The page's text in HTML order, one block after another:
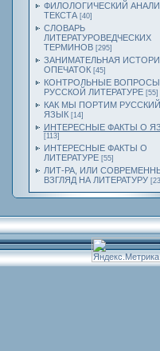
ФИЛОЛОГИЧЕСКИЙ
ТЕКСТА [40]
СЛОВАРЬ
ЛИТЕРАТУРОВЕДЧЕСКИХ
ТЕРМИНОВ [295]
ЗАНИМАТЕЛЬНАЯ
ОПЕЧАТОК [45]
КОНТРОЛЬНЫЕ
РУССКОЙ ЛИТЕРАТУРЕ [55]
КАК МЫ ПОРТИМ РУССКИЙ
ЯЗЫК [14]
ИНТЕРЕСНЫЕ ФАКТЫ О
[113]
ИНТЕРЕСНЫЕ ФАКТЫ О
ЛИТЕРАТУРЕ [55]
ЛИТ-РА, ИЛИ
ВЗГЛЯД НА ЛИТЕРАТУРУ